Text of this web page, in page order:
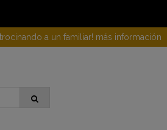
a un familiar! más información